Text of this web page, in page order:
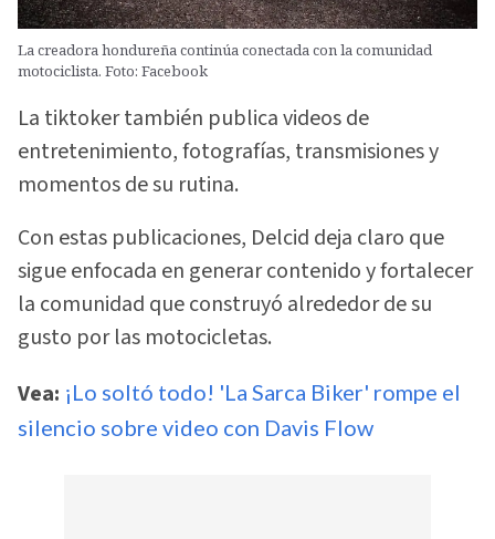
La creadora hondureña continúa conectada con la comunidad
motociclista. Foto: Facebook
La tiktoker también publica videos de
entretenimiento, fotografías, transmisiones y
momentos de su rutina.
Con estas publicaciones, Delcid deja claro que
sigue enfocada en generar contenido y fortalecer
la comunidad que construyó alrededor de su
gusto por las motocicletas.
Vea: ¡Lo soltó todo! 'La Sarca Biker' rompe el
silencio sobre video con Davis Flow